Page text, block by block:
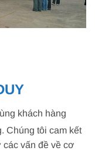
khách hàng
Chúng tôi cam kết
các vấn đề về cơ